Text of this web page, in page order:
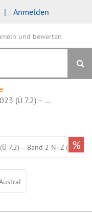
Anmelden
(Ü 7.2) – ...
%